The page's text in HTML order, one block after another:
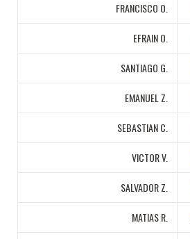
FRANCISCO O.
EFRAIN O.
SANTIAGO G.
EMANUEL Z.
SEBASTIAN C.
VICTOR V.
SALVADOR Z.
MATIAS R.